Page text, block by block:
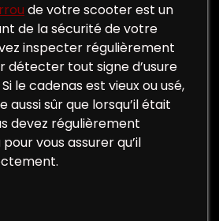
de votre scooter est un
de la sécurité de votre
inspecter régulièrement
détecter tout signe d’usure
le cadenas est vieux ou usé,
aussi sûr que lorsqu’il était
devez régulièrement
vous assurer qu’il